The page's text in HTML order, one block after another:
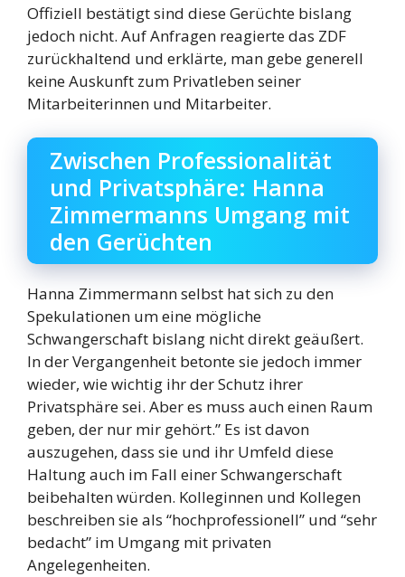
Offiziell bestätigt sind diese Gerüchte bislang
jedoch nicht. Auf Anfragen reagierte das ZDF
zurückhaltend und erklärte, man gebe generell
keine Auskunft zum Privatleben seiner
Mitarbeiterinnen und Mitarbeiter.
Zwischen Professionalität
und Privatsphäre: Hanna
Zimmermanns Umgang mit
den Gerüchten
Hanna Zimmermann selbst hat sich zu den
Spekulationen um eine mögliche
Schwangerschaft bislang nicht direkt geäußert.
In der Vergangenheit betonte sie jedoch immer
wieder, wie wichtig ihr der Schutz ihrer
Privatsphäre sei. Aber es muss auch einen Raum
geben, der nur mir gehört.” Es ist davon
auszugehen, dass sie und ihr Umfeld diese
Haltung auch im Fall einer Schwangerschaft
beibehalten würden. Kolleginnen und Kollegen
beschreiben sie als “hochprofessionell” und “sehr
bedacht” im Umgang mit privaten
Angelegenheiten.